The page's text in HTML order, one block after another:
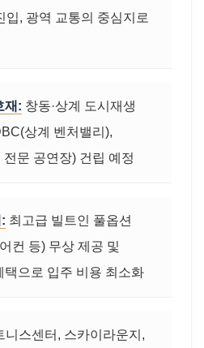
입, 광역 교통의 중심지로
재: 창동·상계 도시재생
상계 벤처밸리),
문 공연장) 건립 예정
최고급 빌트인 풀옵션
컨 등) 무상 제공 및
택으로 입주 비용 최소화
니스센터, 스카이라운지,